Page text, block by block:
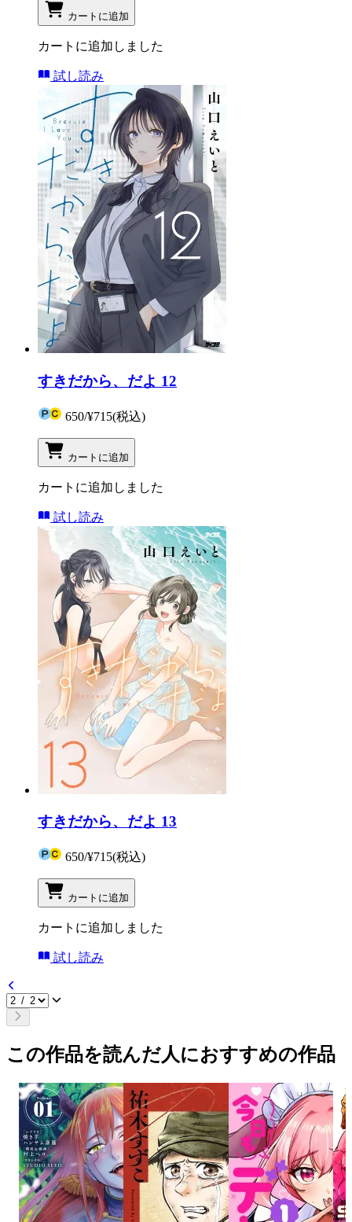
カートに追加
カートに追加しました
試し読み
すきだから、だよ 12
650/¥715(税込)
カートに追加
カートに追加しました
試し読み
すきだから、だよ 13
650/¥715(税込)
カートに追加
カートに追加しました
試し読み
この作品を読んだ人におすすめの作品